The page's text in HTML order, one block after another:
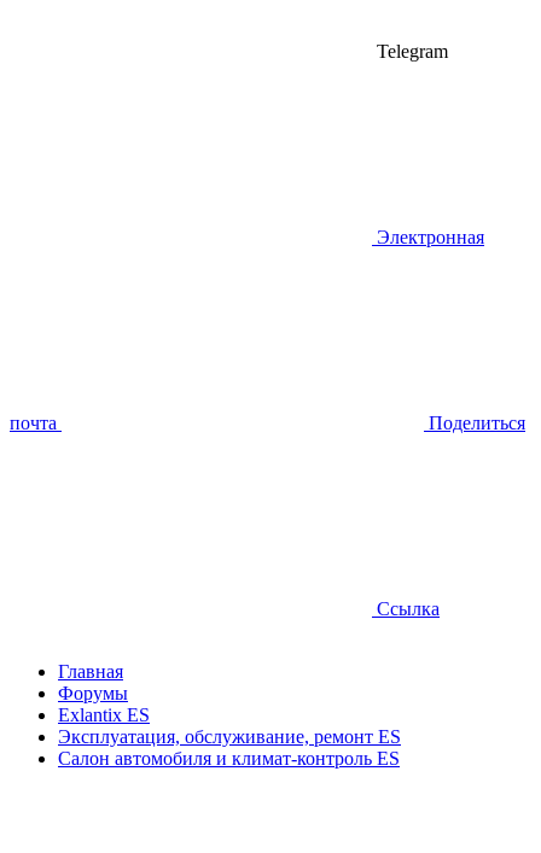
Telegram
Электронная
почта Поделиться
Ссылка
Главная
Форумы
Exlantix ES
Эксплуатация, обслуживание, ремонт ES
Салон автомобиля и климат-контроль ES